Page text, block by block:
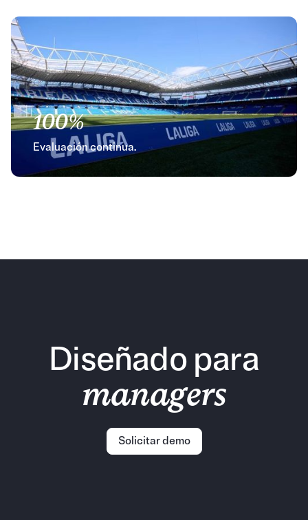
100%
Evaluación continua.
Diseñado para
managers
Solicitar demo